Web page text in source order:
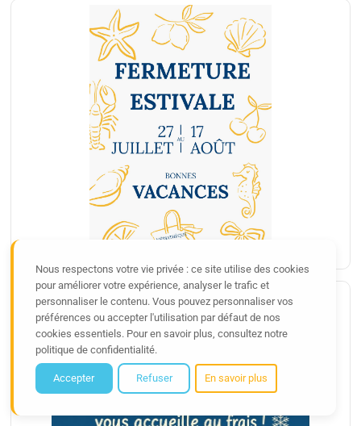
Nous respectons votre vie privée : ce site utilise des cookies
pour améliorer votre expérience, analyser le trafic et
personnaliser le contenu. Vous pouvez personnaliser vos
préférences ou accepter l'utilisation par défaut de nos
cookies essentiels. Pour en savoir plus, consultez notre
politique de confidentialité.
Accepter Refuser En savoir plus
FERMETURE ESTIVALE
Plus d'infos
MÉDIATHÈQUE CLIMATISÉE